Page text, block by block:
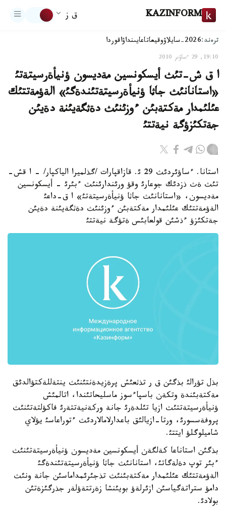
KAZINFORM ق ز
ترەند:2026-سايلاۋ وقيعاتاعايىنداۋاقوردا
19:10, 29 ءساۋىر 2010
ا ق ش-تئث أيسكونسين مةديسون ؤنيأةرسيتةتئ
«استانانئث جاثا ؤنيأةرسيتةتئندةگئ» الةؤمةتتئك
عئلئمدار مةكتةبئن ءوزئنئث دةثگةيئنة دةيئن
جةتكئزؤگة نيةتتئ
استانا. ءساؤئردئث 29 ئ. قازاقپارات /گذلميرا الياكپار/ - ا قش-
تئث ةث ذزدئك جوعارئ وقؤ ورئندارئنئث ءبئرئ - أيسكونسين
مةديسون، «استانانئث جاثا ؤنيأةرسيتةتئ» ا ق-داعئ
الةؤمةتتئك عئلئمدار مةكتةبئن ءوزئنئث دةثگةيئنة دةيئن
جةتكئزؤ ءذشئن قولعابئس ةتؤگة نيةتتئ
بذل تؤرالئ بذگئن ق ر تذثعئش پرةزيدةنتئنئث ينتةللةكتؤالدئق
مةكتةبئندة وتكةن باسپاءسوز ماسليحاتئندا، اتالمئش
ؤنيأةرسيتةتتئث ازيا تئلدةرئ جانة وركةنيةتتةرئ فاكؤلتةتئنئث
پروفةسسورئ، ورتا-ازيالئق باعدارلامالاردئث ءتوراعاسئ يؤلاي
شاميلوگلؤ ايتتئ.
بذگئن استاناعا كةلگةن أيسكونسين مةديسون ؤنيأةرسيتةتئنئث
ءبئر توپ دةلةگاتئ، استانانئث جاثا ؤنيأةرسيتةتئندةگئ
الةؤمةتتئك عئلئمدار مةكتةبئنئث تذجئرئمداماسئن جانة ونئث
دامؤ ستراتةگياسئن ازئرلةؤ بويئنشا زةرتتةؤلةر جذرگئزةتئن
بولادئ.